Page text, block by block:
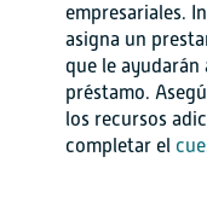
empresariales.
asigna un
que le
préstamo.
los recursos
completar el